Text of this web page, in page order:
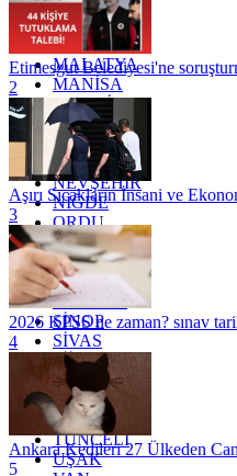
KONYA
KÜTAHYA
KİLİS
MALATYA
MANİSA
MARDİN
MERSİN
MUĞLA
MUŞ
NEVŞEHİR
NİĞDE
ORDU
OSMANİYE
RİZE
SAKARYA
SAMSUN
SİNOP
SİVAS
SİİRT
TEKİRDAĞ
TOKAT
TRABZON
TUNCELİ
UŞAK
Etimesgut Belediyesi'ne
2
Aşırı Sıcakların İnsani ve
3
2026 KPSS ne zaman? sınav
4
Ankara Kedileri 27 Ülkeden
5